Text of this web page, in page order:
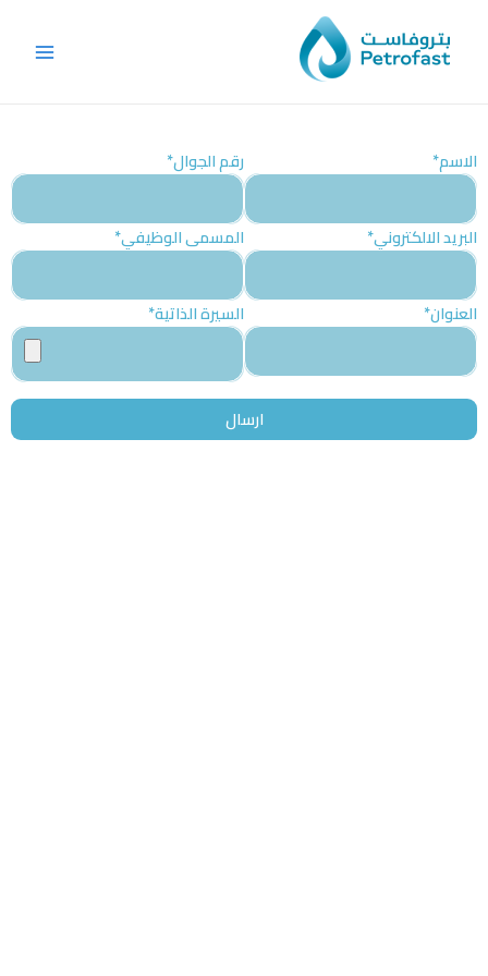
المحتوى
*الاسم *رقم الجوال
*البريد الالكتروني *المسمى الوظيفي
*العنوان *السيرة الذاتية